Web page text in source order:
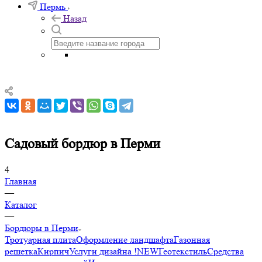
Пермь
Назад
Садовый бордюр в Перми
4
Главная
—
Каталог
—
Бордюры в Перми
Тротуарная плитаОформление ландшафтаГазонная
решеткаКирпичУслуги дизайна !NEWГеотекстильСредства